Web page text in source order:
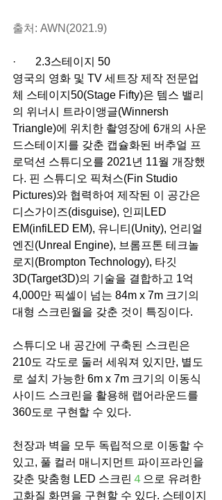
출처: AWN(2021.9)
·       2.3스테이지 50
영국의 영화 및 TV 세트장 제작 전문업
체 스테이지50(Stage Fifty)은 템스 밸리
의 위너시 트라이앵글(Winnersh
Triangle)에 위치한 촬영장에 6개의 사운
드스테이지를 갖춘 캡슐화된 버추얼 프
로덕션 스튜디오를 2021년 11월 개장했
다. 핀 스튜디오 픽쳐스(Fin Studio
Pictures)와 협력하여 제작된 이 공간은
디스가이즈(disguise), 인피LED
EM(infiLED EM), 유니티(Unity), 언리얼
엔진(Unreal Engine), 브롬프톤 테크놀
로지(Brompton Technology), 타깃
3D(Target3D)의 기술을 결합하고 1억
4,000만 픽셀이 넘는 84m x 7m 크기의
대형 스크린월을 갖춘 것이 특징이다.
스튜디오 내 공간에 구축된 스크린은
210도 각도로 둘러 세워져 있지만, 별도
로 설치 가능한 6m x 7m 크기의 이동식
사이드 스크린을 활용해 랩어라운드를
360도로 구현할 수 있다.
천장과 벽을 모두 독립적으로 이동할 수
있고, 풀 컬러 매니지먼트 파이프라인을
갖춘 맞춤형 LED 스크린 ４ 으로 유려한
고화질 화면을 구현할 수 있다. 스테이지